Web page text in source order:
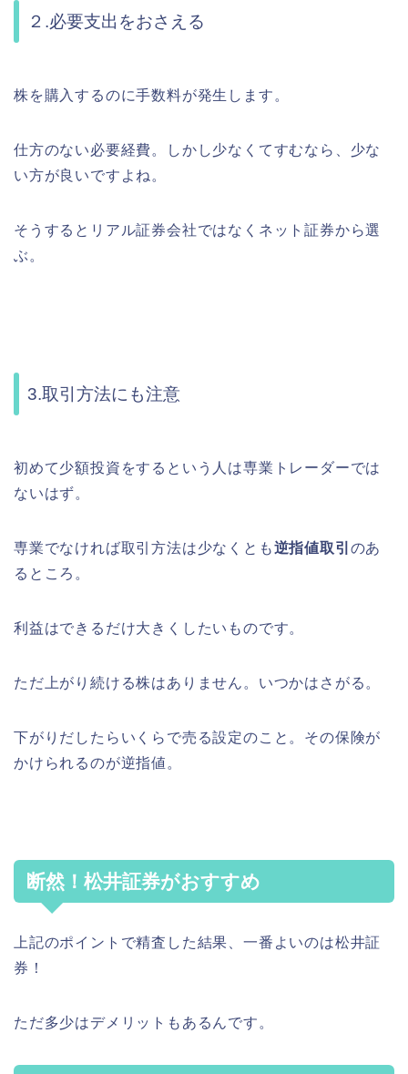
２.必要支出をおさえる
株を購入するのに手数料が発生します。
仕方のない必要経費。しかし少なくてすむなら、少な
い方が良いですよね。
そうするとリアル証券会社ではなくネット証券から選
ぶ。
3.取引方法にも注意
初めて少額投資をするという人は専業トレーダーでは
ないはず。
専業でなければ取引方法は少なくとも逆指値取引 のあ
るところ。
利益はできるだけ大きくしたいものです。
ただ上がり続ける株はありません。いつかはさがる。
下がりだしたらいくらで売る設定のこと。その保険が
かけられるのが逆指値。
断然！松井証券がおすすめ
上記のポイントで精査した結果、一番よいのは松井証
券！
ただ多少はデメリットもあるんです。